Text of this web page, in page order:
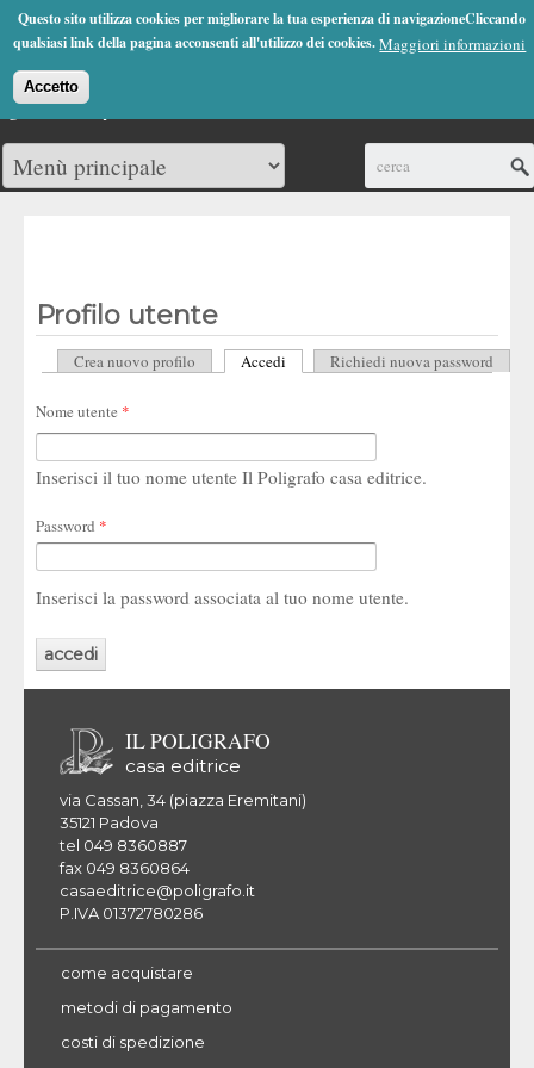
Questo sito utilizza cookies per migliorare la tua esperienza di navigazioneCliccando
qualsiasi link della pagina acconsenti all'utilizzo dei cookies.Maggiori informazioni
Accetto
Jump to Navigation
(0)
Profilo utente
Schede primarie
Crea nuovo profilo Accedi (scheda attiva)
Richiedi nuova password
Nome utente *
Inserisci il tuo nome utente Il Poligrafo casa editrice.
Password *
Inserisci la password associata al tuo nome utente.
IL POLIGRAFO
casa editrice
via Cassan, 34 (piazza Eremitani)
35121 Padova
tel 049 8360887
fax 049 8360864
casaeditrice@poligrafo.it
P.IVA 01372780286
come acquistare
metodi di pagamento
costi di spedizione